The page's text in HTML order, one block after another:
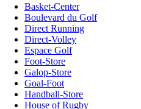
Basket-Center
Boulevard du Golf
Direct Running
Direct-Volley
Espace Golf
Foot-Store
Galop-Store
Goal-Foot
Handball-Store
House of Rugby